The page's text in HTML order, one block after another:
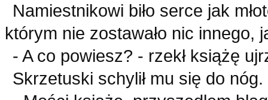
Namiestnikowi biło serce jak
którym nie zostawało nic innego,
- A co powiesz? - rzekł książę
Skrzetuski schylił mu się do nóg.